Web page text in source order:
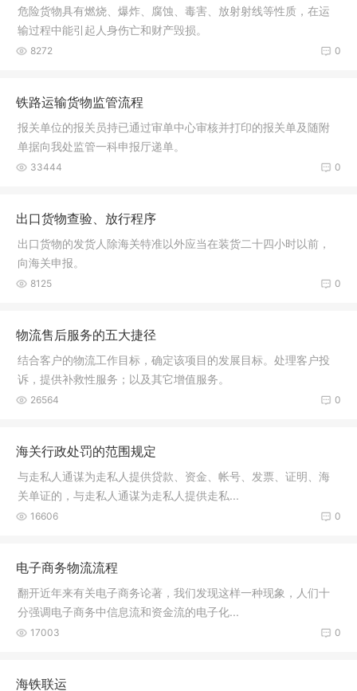
危险货物具有燃烧、爆炸、腐蚀、毒害、放射射线等性质，在运
输过程中能引起人身伤亡和财产毁损。
0
8272
铁路运输货物监管流程
报关单位的报关员持已通过审单中心审核并打印的报关单及随附
单据向我处监管一科申报厅递单。
0
33444
出口货物查验、放行程序
出口货物的发货人除海关特准以外应当在装货二十四小时以前，
向海关申报。
0
8125
物流售后服务的五大捷径
结合客户的物流工作目标，确定该项目的发展目标。处理客户投
诉，提供补救性服务；以及其它增值服务。
0
26564
海关行政处罚的范围规定
与走私人通谋为走私人提供贷款、资金、帐号、发票、证明、海
关单证的，与走私人通谋为走私人提供走私...
0
16606
电子商务物流流程
翻开近年来有关电子商务论著，我们发现这样一种现象，人们十
分强调电子商务中信息流和资金流的电子化...
0
17003
海铁联运